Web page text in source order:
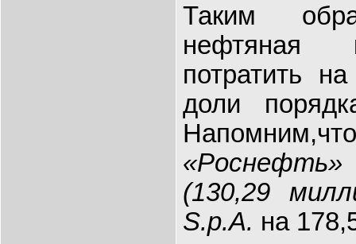
Таким
нефтяная
потратить
доли
«Роснефть»
(130,29
S.p.A. на